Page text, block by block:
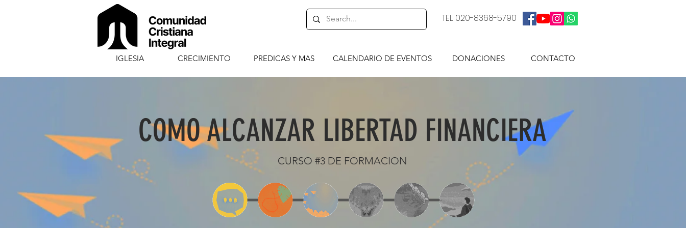
IGLESIA CRECIMIENTO
TEL: 020-8368-5790
PREDICAS Y MAS CALENDARIO DE EVENTOS DONACIONES CONTACTO
COMO ALCANZAR LIBERTAD FINANCIERA
CURSO #3 DE FORMACION